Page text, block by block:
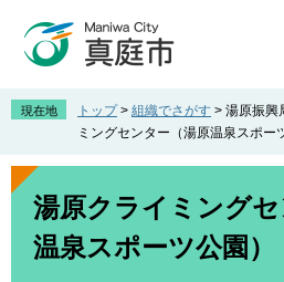
先
。
を
て
現在地 トップ > 組織でさがす > 湯原振興
ミングセンター（湯原温泉スポー
本
湯原クライミング
温泉スポーツ公園）